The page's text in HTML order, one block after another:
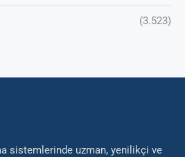
(3.523)
sistemlerinde uzman, yenilikçi ve